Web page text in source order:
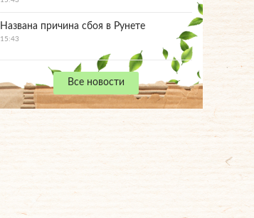
Названа причина сбоя в Рунете
15:43
Все новости